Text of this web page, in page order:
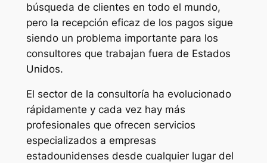
búsqueda de clientes en todo el mundo,
pero la recepción eficaz de los pagos sigue
siendo un problema importante para los
consultores que trabajan fuera de Estados
Unidos.
El sector de la consultoría ha evolucionado
rápidamente y cada vez hay más
profesionales que ofrecen servicios
especializados a empresas
estadounidenses desde cualquier lugar del